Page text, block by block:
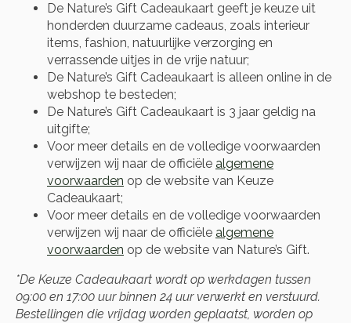
De Nature’s Gift Cadeaukaart geeft je keuze uit
honderden duurzame cadeaus, zoals interieur
items, fashion, natuurlijke verzorging en
verrassende uitjes in de vrije natuur;
De Nature’s Gift Cadeaukaart is alleen online in de
webshop te besteden;
De Nature’s Gift Cadeaukaart is 3 jaar geldig na
uitgifte;
Voor meer details en de volledige voorwaarden
verwijzen wij naar de officiële algemene
voorwaarden op de website van Keuze
Cadeaukaart;
Voor meer details en de volledige voorwaarden
verwijzen wij naar de officiële algemene
voorwaarden op de website van Nature’s Gift.
*De Keuze Cadeaukaart wordt op werkdagen tussen
09:00 en 17:00 uur binnen 24 uur verwerkt en verstuurd.
Bestellingen die vrijdag worden geplaatst, worden op